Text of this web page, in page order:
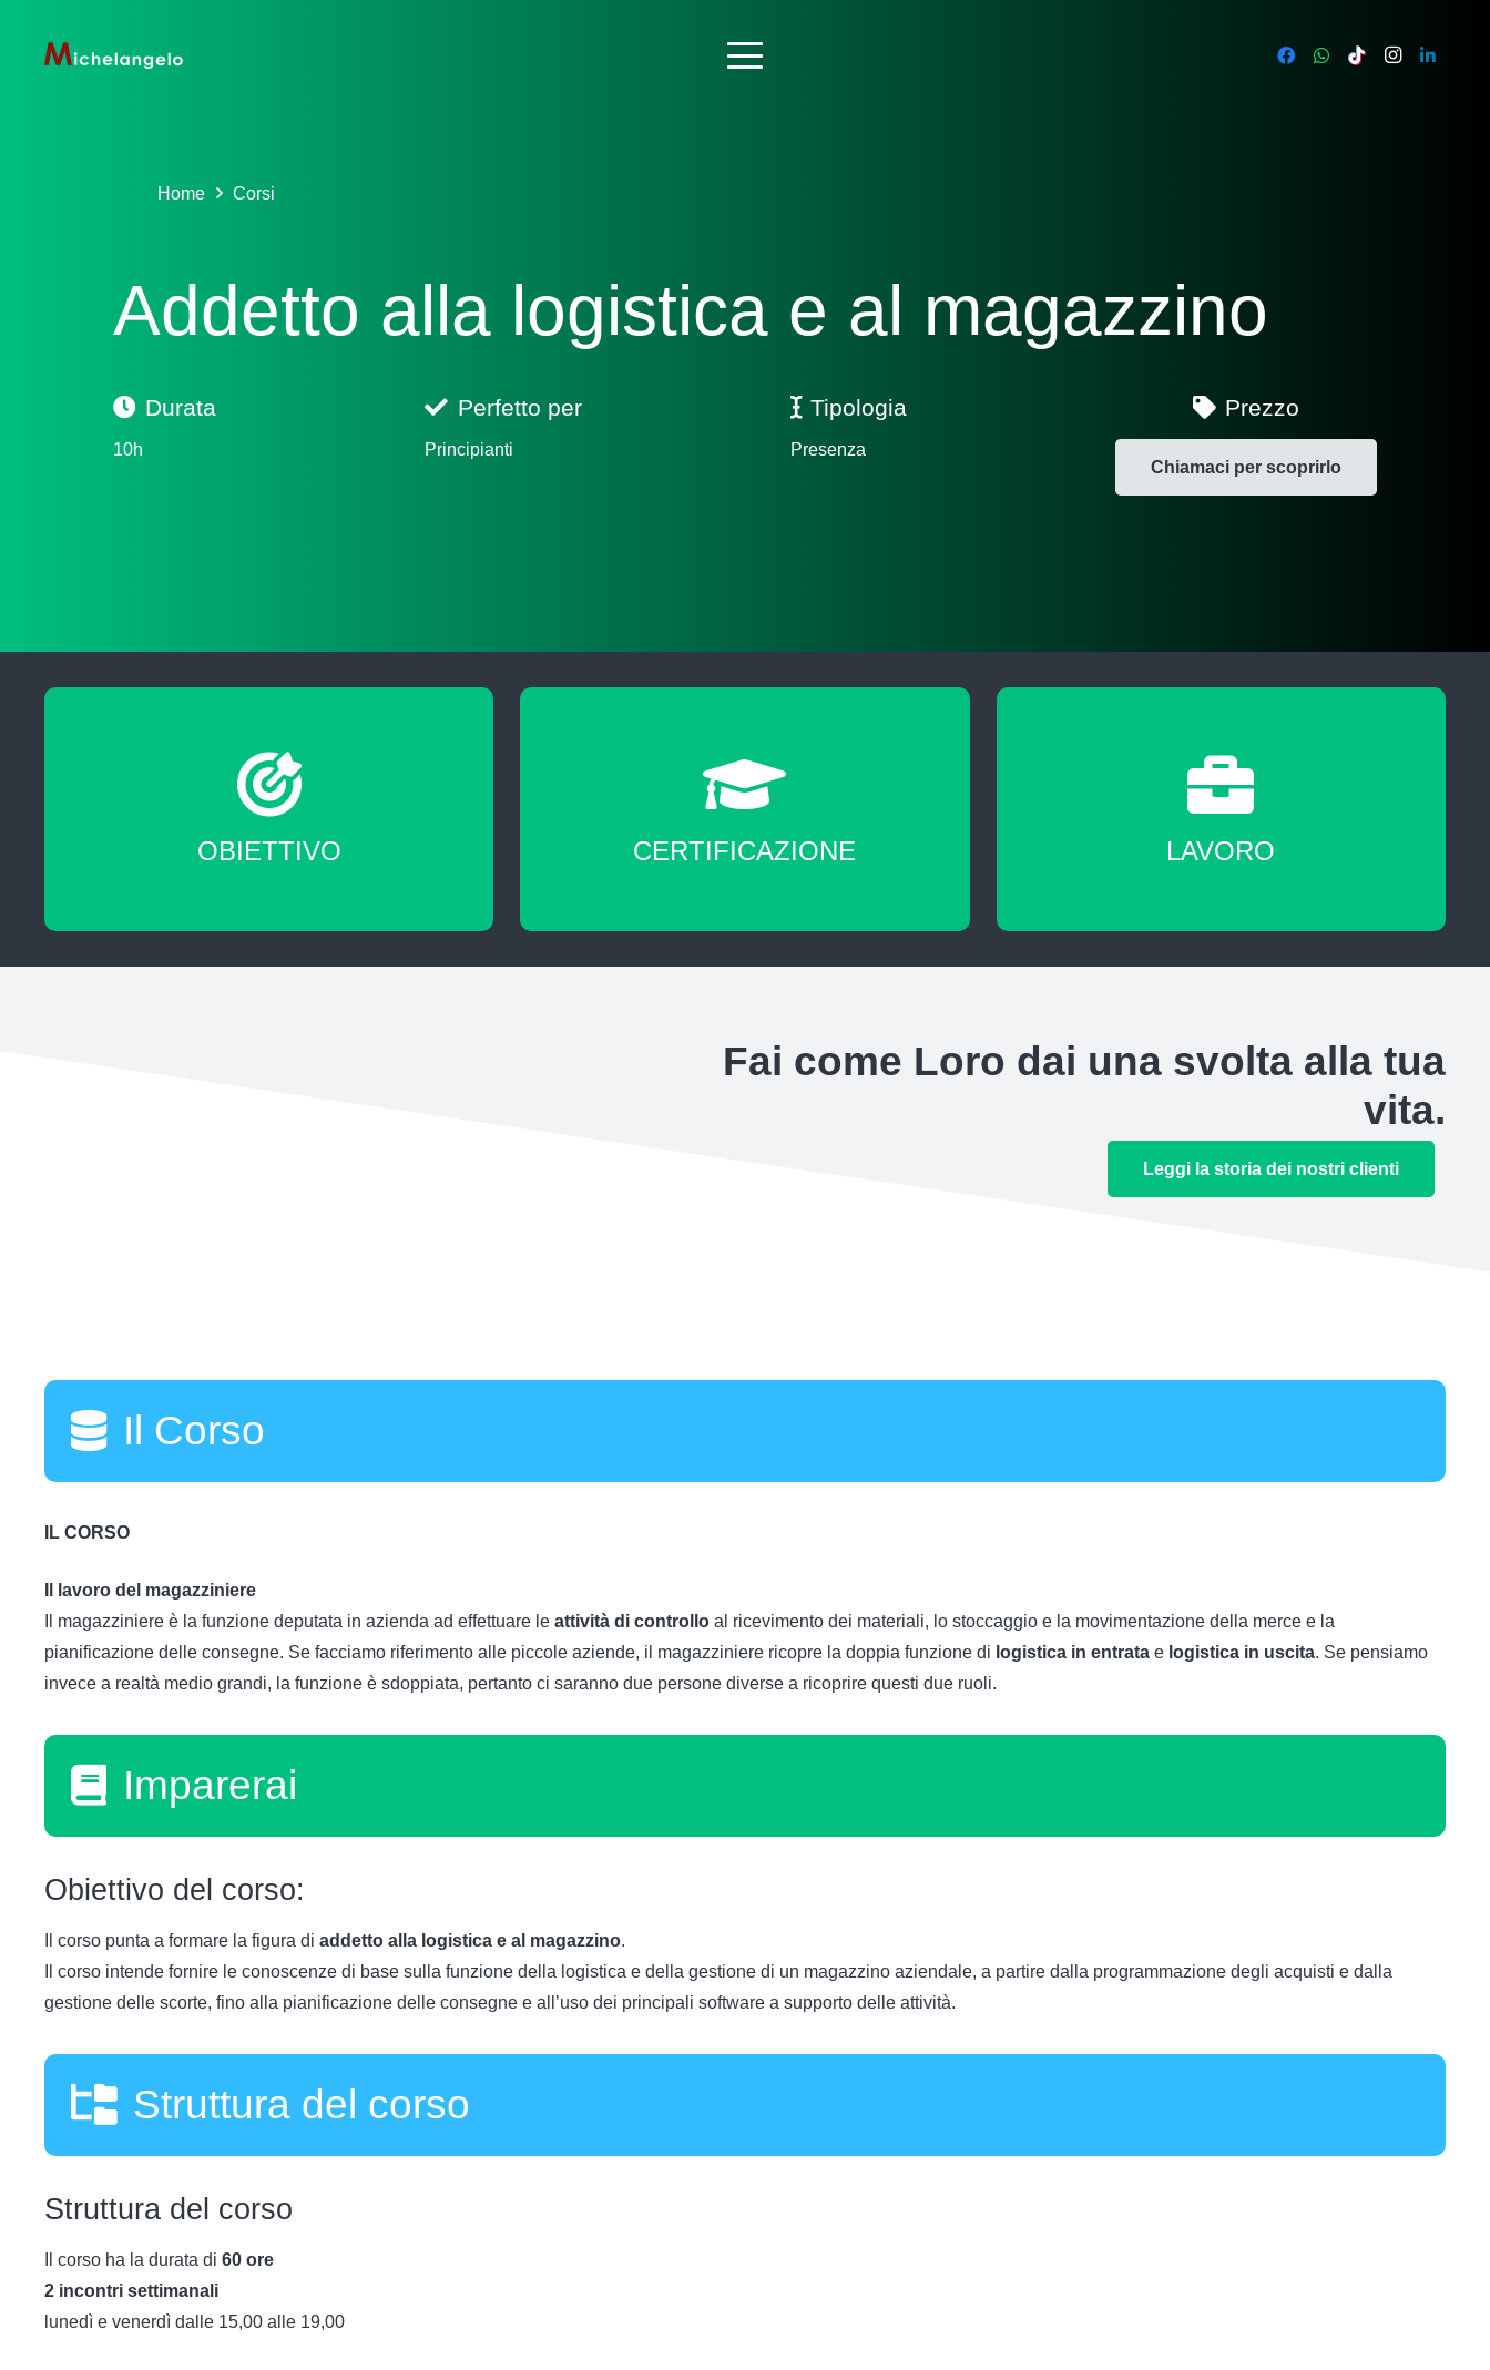
Home Corsi
Addetto alla logistica e al magazzino
Durata
10h
Perfetto per
Principianti
Tipologia
Presenza
Prezzo
Chiamaci per scoprirlo
OBIETTIVO
Migliorare le tue skill professionali
CERTIFICAZIONE LAVORO
A fine corso sarai messo in contatto con
Fai come Loro dai una svolta alla tua
vita.
Leggi la storia dei nostri clienti
Il Corso
IL CORSO
Il lavoro del magazziniere
Il magazziniere è la funzione deputata in azienda ad effettuare le attività di controllo al ricevimento dei materiali, lo stoccaggio e la movimentazione della merce e la
pianificazione delle consegne. Se facciamo riferimento alle piccole aziende, il magazziniere ricopre la doppia funzione di logistica in entrata e logistica in uscita. Se pensiamo
invece a realtà medio grandi, la funzione è sdoppiata, pertanto ci saranno due persone diverse a ricoprire questi due ruoli.
Imparerai
Obiettivo del corso:
Il corso punta a formare la figura di addetto alla logistica e al magazzino.
Il corso intende fornire le conoscenze di base sulla funzione della logistica e della gestione di un magazzino aziendale, a partire dalla programmazione degli acquisti e dalla
gestione delle scorte, fino alla pianificazione delle consegne e all’uso dei principali software a supporto delle attività.
Struttura del corso
Struttura del corso
Il corso ha la durata di 60 ore
2 incontri settimanali
lunedì e venerdì dalle 15,00 alle 19,00